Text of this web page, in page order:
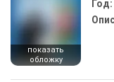
показать
обложку
Год: